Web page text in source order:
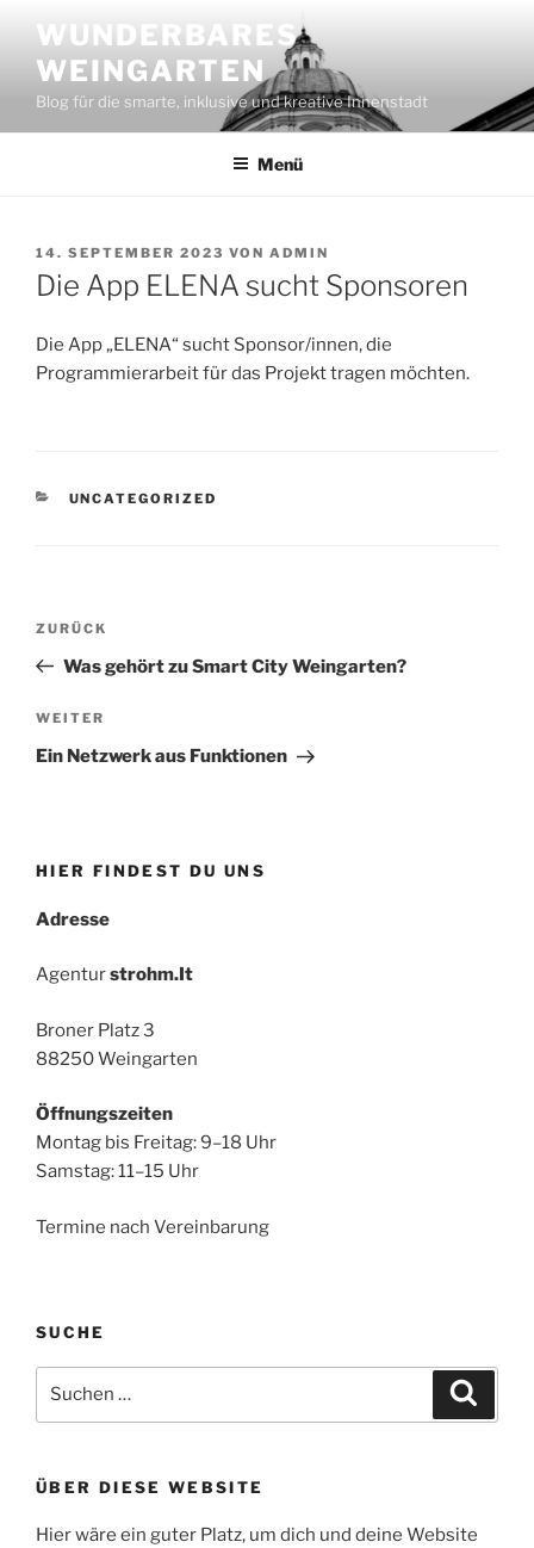
Inhalt
springen
WUNDERBARES
WEINGARTEN
Blog für die smarte, inklusive und kreative Innenstadt
Menü
VERÖFFENTLICHT
AM
14. SEPTEMBER 2023 VON ADMIN
Die App ELENA sucht Sponsoren
Die App „ELENA“ sucht Sponsor/innen, die
Programmierarbeit für das Projekt tragen möchten.
KATEGORIEN
UNCATEGORIZED
Beitrags-
Vorheriger
Beitrag
ZURÜCK
Was gehört zu Smart City Weingarten?
Nächster
Beitrag
WEITER
Ein Netzwerk aus Funktionen
HIER FINDEST DU UNS
Adresse
Agenturstrohm.It
Broner Platz 3
88250 Weingarten
Öffnungszeiten
Montag bis Freitag: 9–18 Uhr
Samstag: 11–15 Uhr
Termine nach Vereinbarung
SUCHE
nach:
ÜBER DIESE WEBSITE
Hier wäre ein guter Platz, um dich und deine Website